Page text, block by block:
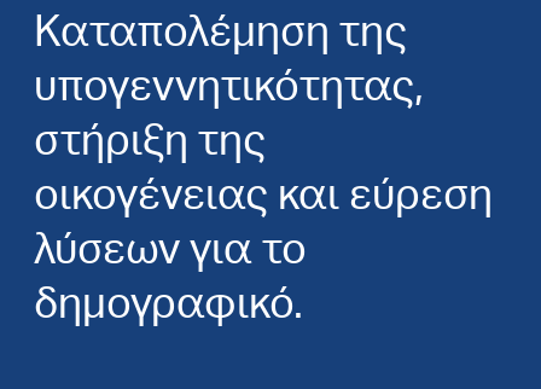
Καταπολέμηση της
υπογεννητικότητας,
στήριξη της
οικογένειας και εύρεση
λύσεων για το
δημογραφικό.